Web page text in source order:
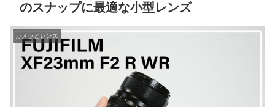
のスナップに最適な小型レンズ
カメラとレンズ